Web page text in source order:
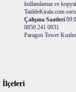
kullanılamaz ve
TatildeKirala.com
Çalışma Saatleri
0850 241 0931
Paragon Tower
İlçeleri